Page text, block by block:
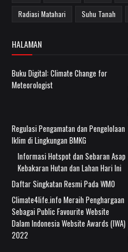
Radiasi Matahari
Suhu Tanah
HALAMAN
Buku Digital: Climate Change for
Meteorologist
Regulasi Pengamatan dan Pengelolaan
Iklim di Lingkungan BMKG
Informasi Hotspot dan Sebaran Asap
Kebakaran Hutan dan Lahan Hari Ini
Daftar Singkatan Resmi Pada WMO
Climate4life.info Meraih Penghargaan
Sebagai Public Favourite Website
Dalam Indonesia Website Awards (IWA)
2022